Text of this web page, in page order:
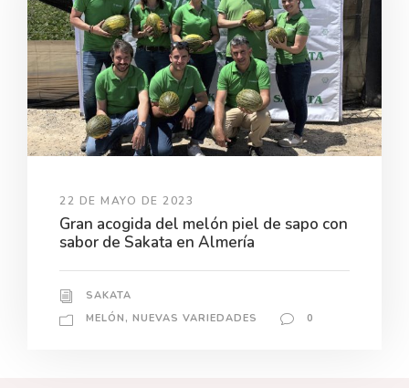
22 DE MAYO DE 2023
Gran acogida del melón piel de sapo con
sabor de Sakata en Almería
SAKATA
MELÓN , NUEVAS VARIEDADES 0